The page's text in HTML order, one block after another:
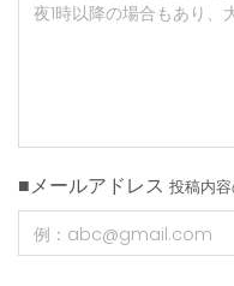
■メールアドレス 投稿内